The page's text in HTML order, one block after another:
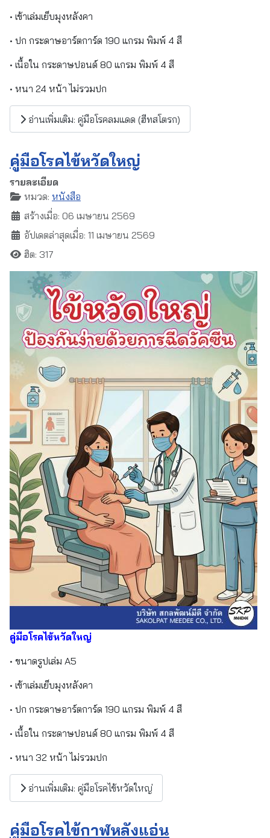
• เข้าเล่มเย็บมุงหลังคา
• ปก กระดาษอาร์ตการ์ด 190 แกรม พิมพ์ 4 สี
• เนื้อใน กระดาษปอนด์ 80 แกรม พิมพ์ 4 สี
• หนา 24 หน้า ไม่รวมปก
อ่านเพิ่มเติม: คู่มือโรคลมแดด (ฮีทสโตรก)
คู่มือโรคไข้หวัดใหญ่
รายละเอียด
หมวด: หนังสือ
สร้างเมื่อ: 06 เมษายน 2569
อัปเดตล่าสุดเมื่อ: 11 เมษายน 2569
ฮิต: 317
คู่มือโรคไข้หวัดใหญ่
• ขนาดรูปเล่ม A5
• เข้าเล่มเย็บมุงหลังคา
• ปก กระดาษอาร์ตการ์ด 190 แกรม พิมพ์ 4 สี
• เนื้อใน กระดาษปอนด์ 80 แกรม พิมพ์ 4 สี
• หนา 32 หน้า ไม่รวมปก
อ่านเพิ่มเติม: คู่มือโรคไข้หวัดใหญ่
คู่มือโรคไข้กาฬหลังแอ่น